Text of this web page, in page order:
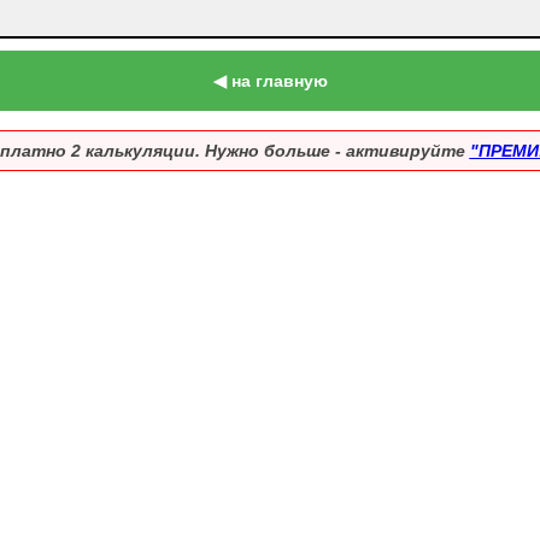
◀ на главную
2 калькуляции. Нужно больше - активируйте